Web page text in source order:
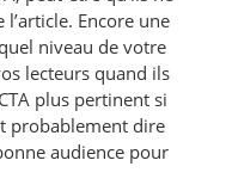
Encore une
niveau de votre
lecteurs quand ils
plus pertinent si
probablement dire
audience pour